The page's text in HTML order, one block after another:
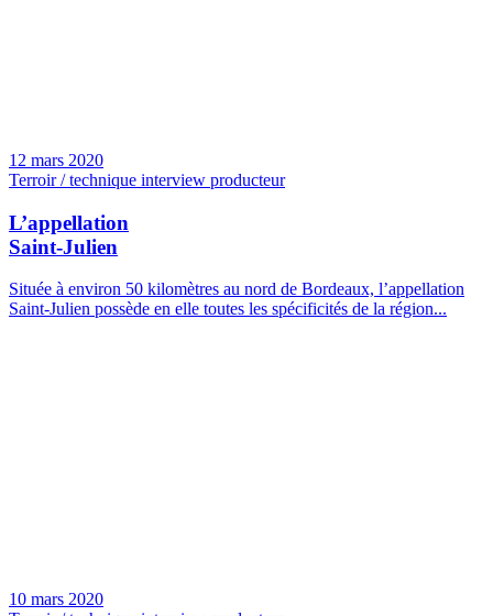
12 mars 2020
Terroir / technique interview producteur
L’appellation
Saint-Julien
Située à environ 50 kilomètres au nord de Bordeaux, l’appellation
Saint-Julien possède en elle toutes les spécificités de la région...
10 mars 2020